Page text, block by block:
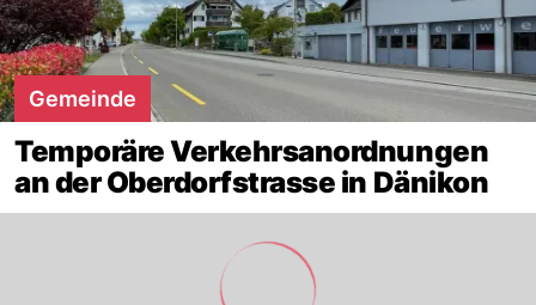
Gemeinde
Temporäre Verkehrsanordnungen
an der Oberdorfstrasse in Dänikon